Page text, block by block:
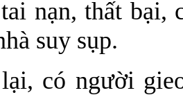
nạn, thất bại,
suy sụp.
có người